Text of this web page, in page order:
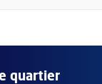
quartier